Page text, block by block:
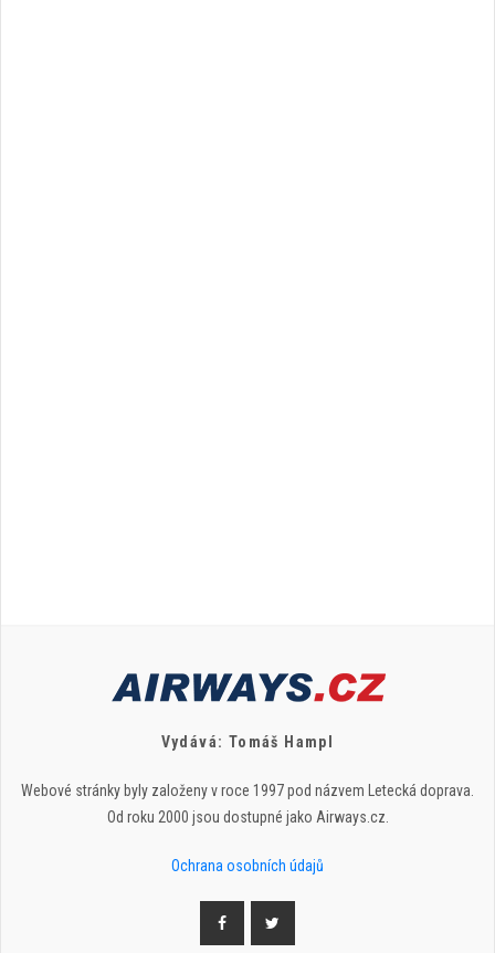
Vydává: Tomáš Hampl
Webové stránky byly založeny v roce 1997 pod názvem Letecká doprava.
Od roku 2000 jsou dostupné jako Airways.cz.
Ochrana osobních údajů